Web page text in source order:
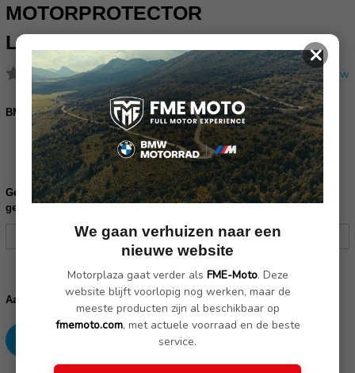
MOTORPROTECTOR
LINKS/RECHTS
(Nog geen reviews) Schrijf een review
BMW Motorprotector links/rechts:
Links (77149830123)
Rechts (77149830124)
Links en Rechts (77149830123,77149830124)
Gelieve uw frame nummer in te vullen ter controle of dit product
geschikt is voor uw motor:
voorraad:
Aantal:
Verhoog
aantallen:
Verlaag
aantallen:
×
We gaan verhuizen naar een
nieuwe website
Motorplaza gaat verder als FME-Moto. Deze
website blijft voorlopig nog werken, maar de
meeste producten zijn al beschikbaar op
fmemoto.com, met actuele voorraad en de beste
service.